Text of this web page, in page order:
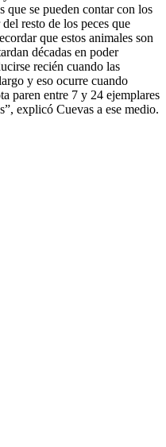
que se pueden contar con los
resto de los peces que
que estos animales son
décadas en poder
recién cuando las
y eso ocurre cuando
paren entre 7 y 24 ejemplares
explicó Cuevas a ese medio.